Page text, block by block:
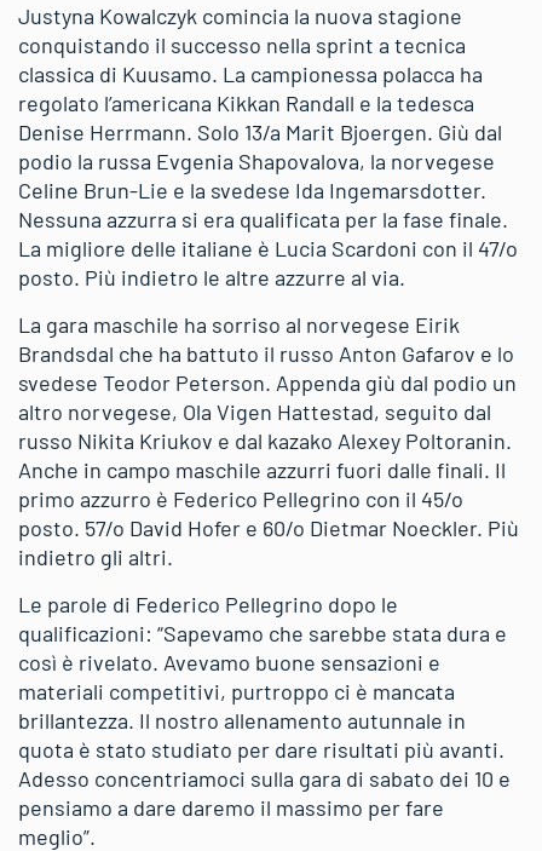
Justyna Kowalczyk comincia la nuova stagione
conquistando il successo nella sprint a tecnica
classica di Kuusamo. La campionessa polacca ha
regolato l’americana Kikkan Randall e la tedesca
Denise Herrmann. Solo 13/a Marit Bjoergen. Giù dal
podio la russa Evgenia Shapovalova, la norvegese
Celine Brun-Lie e la svedese Ida Ingemarsdotter.
Nessuna azzurra si era qualificata per la fase finale.
La migliore delle italiane è Lucia Scardoni con il 47/o
posto. Più indietro le altre azzurre al via.
La gara maschile ha sorriso al norvegese Eirik
Brandsdal che ha battuto il russo Anton Gafarov e lo
svedese Teodor Peterson. Appenda giù dal podio un
altro norvegese, Ola Vigen Hattestad, seguito dal
russo Nikita Kriukov e dal kazako Alexey Poltoranin.
Anche in campo maschile azzurri fuori dalle finali. Il
primo azzurro è Federico Pellegrino con il 45/o
posto. 57/o David Hofer e 60/o Dietmar Noeckler. Più
indietro gli altri.
Le parole di Federico Pellegrino dopo le
qualificazioni: “Sapevamo che sarebbe stata dura e
così è rivelato. Avevamo buone sensazioni e
materiali competitivi, purtroppo ci è mancata
brillantezza. Il nostro allenamento autunnale in
quota è stato studiato per dare risultati più avanti.
Adesso concentriamoci sulla gara di sabato dei 10 e
pensiamo a dare daremo il massimo per fare
meglio”.